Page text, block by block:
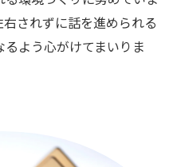
されずに話を進められる
よう心がけてまいりま
談ください